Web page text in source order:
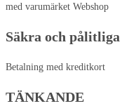
med varumärket Webshop
Säkra och pålitliga
Betalning med kreditkort
TÄNKANDE